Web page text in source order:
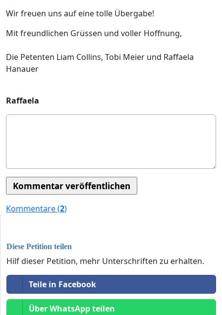
Wir freuen uns auf eine tolle Übergabe!
Mit freundlichen Grüssen und voller Hoffnung,
Die Petenten Liam Collins, Tobi Meier und Raffaela
Hanauer
Raffaela
Kommentare (2)
Diese Petition teilen
Hilf dieser Petition, mehr Unterschriften zu erhalten.
Teile in Facebook
Über WhatsApp teilen